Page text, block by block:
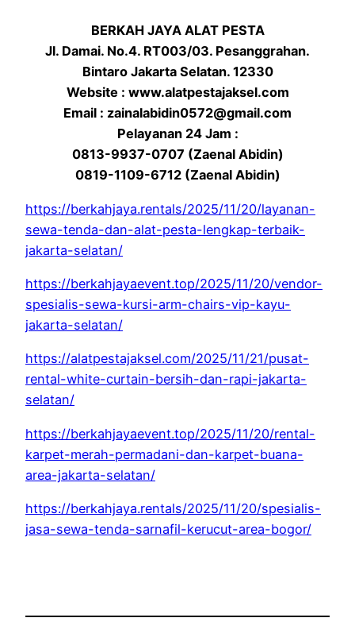
BERKAH JAYA ALAT PESTA
Jl. Damai. No.4. RT003/03. Pesanggrahan.
Bintaro Jakarta Selatan. 12330
Website : www.alatpestajaksel.com
Email : zainalabidin0572@gmail.com
Pelayanan 24 Jam :
0813-9937-0707 (Zaenal Abidin)
0819-1109-6712 (Zaenal Abidin)
https://berkahjaya.rentals/2025/11/20/layanan-
sewa-tenda-dan-alat-pesta-lengkap-terbaik-
jakarta-selatan/
https://berkahjayaevent.top/2025/11/20/vendor-
spesialis-sewa-kursi-arm-chairs-vip-kayu-
jakarta-selatan/
https://alatpestajaksel.com/2025/11/21/pusat-
rental-white-curtain-bersih-dan-rapi-jakarta-
selatan/
https://berkahjayaevent.top/2025/11/20/rental-
karpet-merah-permadani-dan-karpet-buana-
area-jakarta-selatan/
https://berkahjaya.rentals/2025/11/20/spesialis-
jasa-sewa-tenda-sarnafil-kerucut-area-bogor/